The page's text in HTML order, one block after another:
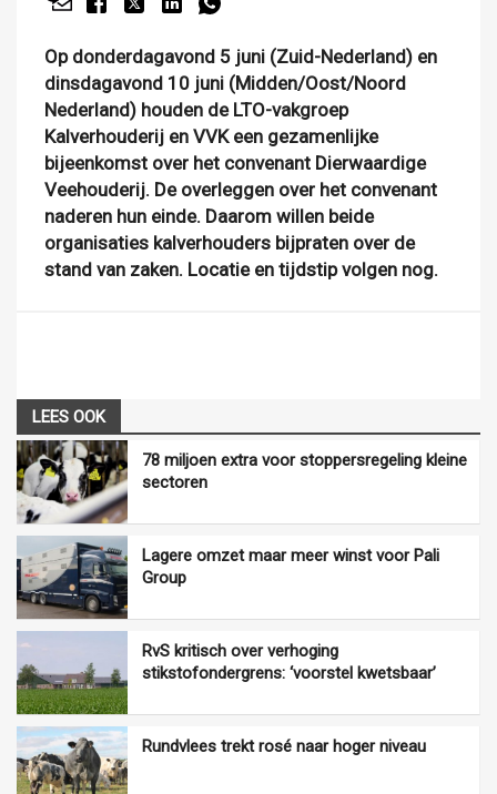
Op donderdagavond 5 juni (Zuid-Nederland) en
dinsdagavond 10 juni (Midden/Oost/Noord
Nederland) houden de LTO-vakgroep
Kalverhouderij en VVK een gezamenlijke
bijeenkomst over het convenant Dierwaardige
Veehouderij. De overleggen over het convenant
naderen hun einde. Daarom willen beide
organisaties kalverhouders bijpraten over de
stand van zaken. Locatie en tijdstip volgen nog.
LEES OOK
78 miljoen extra voor stoppersregeling kleine
sectoren
Lagere omzet maar meer winst voor Pali
Group
RvS kritisch over verhoging
stikstofondergrens: ‘voorstel kwetsbaar’
Rundvlees trekt rosé naar hoger niveau